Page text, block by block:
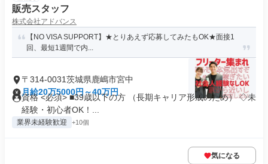
販売スタッフ
株式会社アドバンス
【NO VISA SUPPORT】★とりあえず応募してみたもOK★面接1
回、最短1週間で内...
〒314-0031茨城県鹿嶋市宮中
月給20万5000円～40万円
資格 <必須> ■39歳以下の方 （長期キャリア形成のため） ◇未
経験・初心者OK！...
業界未経験歓迎 +10個
気になる